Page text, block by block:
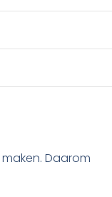
Daarom